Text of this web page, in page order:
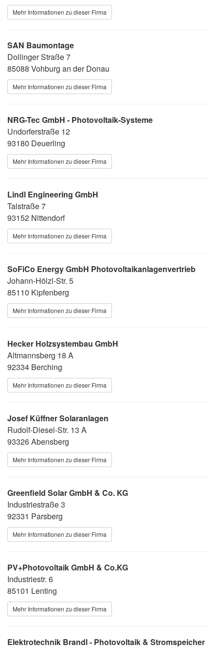
Mehr Informationen zu dieser Firma
SAN Baumontage
Dollinger Straße 7
85088 Vohburg an der Donau
Mehr Informationen zu dieser Firma
NRG-Tec GmbH - Photovoltaik-Systeme
Undorferstraße 12
93180 Deuerling
Mehr Informationen zu dieser Firma
Lindl Engineering GmbH
Talstraße 7
93152 Nittendorf
Mehr Informationen zu dieser Firma
SoFiCo Energy GmbH Photovoltaikanlagenvertrieb
Johann-Hölzl-Str. 5
85110 Kipfenberg
Mehr Informationen zu dieser Firma
Hecker Holzsystembau GmbH
Altmannsberg 18 A
92334 Berching
Mehr Informationen zu dieser Firma
Josef Küffner Solaranlagen
Rudolf-Diesel-Str. 13 A
93326 Abensberg
Mehr Informationen zu dieser Firma
Greenfield Solar GmbH & Co. KG
Industriestraße 3
92331 Parsberg
Mehr Informationen zu dieser Firma
PV+Photovoltaik GmbH & Co.KG
Industriestr. 6
85101 Lenting
Mehr Informationen zu dieser Firma
Elektrotechnik Brandl - Photovoltaik & Stromspeicher